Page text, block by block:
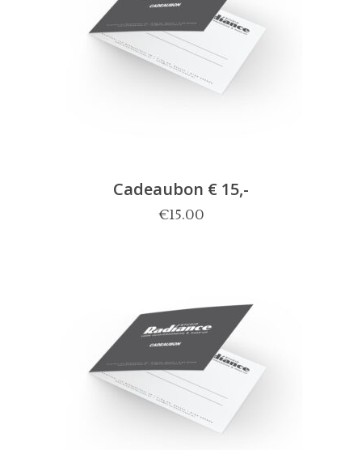
Cadeaubon € 15,-
€15.00